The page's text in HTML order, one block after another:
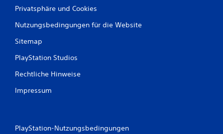
Privatsphäre und Cookies
Nutzungsbedingungen für die Website
Sitemap
PlayStation Studios
Rechtliche Hinweise
Impressum
PlayStation-Nutzungsbedingungen